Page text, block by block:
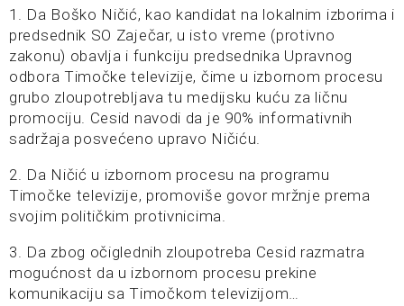
1. Da Boško Ničić, kao kandidat na lokalnim izborima i
predsednik SO Zaječar, u isto vreme (protivno
zakonu) obavlja i funkciju predsednika Upravnog
odbora Timočke televizije, čime u izbornom procesu
grubo zloupotrebljava tu medijsku kuću za ličnu
promociju. Cesid navodi da je 90% informativnih
sadržaja posvećeno upravo Ničiću.
2. Da Ničić u izbornom procesu na programu
Timočke televizije, promoviše govor mržnje prema
svojim političkim protivnicima.
3. Da zbog očiglednih zloupotreba Cesid razmatra
mogućnost da u izbornom procesu prekine
komunikaciju sa Timočkom televizijom…